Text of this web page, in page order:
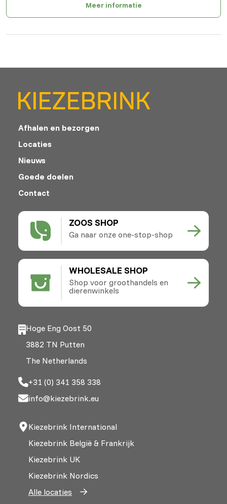
Meer informatie
ZOOS SHOP
Ga naar onze one-stop-shop
WHOLESALE SHOP
Shop voor groothandels en
dierenwinkels
Afhalen en bezorgen
Locaties
Nieuws
Goede doelen
Contact
Hoge Eng Oost 50
3882 TN Putten
The Netherlands
+31 (0) 341 358 338
info@kiezebrink.eu
Kiezebrink International
Kiezebrink België & Frankrijk
Kiezebrink UK
Kiezebrink Nordics
Alle locaties